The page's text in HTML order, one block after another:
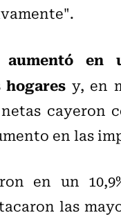
en
y, en
cayeron
en las
en un
las